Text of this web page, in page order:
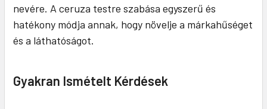
nevére. A ceruza testre szabása egyszerű és
hatékony módja annak, hogy növelje a márkahűséget
és a láthatóságot.
Gyakran Ismételt Kérdések